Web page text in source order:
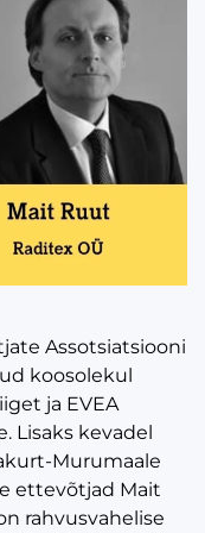
Assotsiatsiooni
koosolekul
ja EVEA
Lisaks kevadel
Murumaale
ettevõtjad Mait
rahvusvahelise